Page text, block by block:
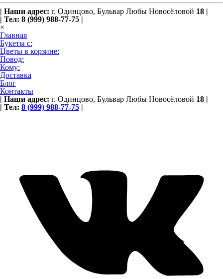
| Наши адрес: г. Одинцово, Бульвар Любы Новосёловой 18 |
| Тел: 8 (999) 988-77-75 |
×
Главная
Букеты с:
Цветы в корзине:
Повод:
Кому:
Доставка
Блог
Контакты
| Наши адрес: г. Одинцово, Бульвар Любы Новосёловой 18 |
| Тел: 8 (999) 988-77-75 |